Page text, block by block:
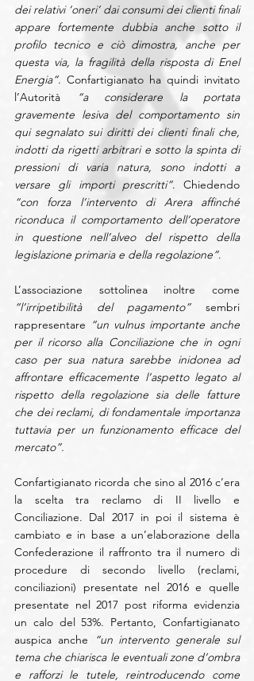
dei relativi ‘oneri’ dai consumi dei clienti finali
appare fortemente dubbia anche sotto il
profilo tecnico e ciò dimostra, anche per
questa via, la fragilità della risposta di Enel
Energia”. Confartigianato ha quindi invitato
l’Autorità
“a considerare la portata
gravemente lesiva del comportamento sin
qui segnalato sui diritti dei clienti finali che,
indotti da rigetti arbitrari e sotto la spinta di
pressioni di varia natura, sono indotti a
versare gli importi prescritti”
“con forza l’intervento di Arera affinché
riconduca il comportamento dell’operatore
in questione nell’alveo del rispetto della
legislazione primaria e della regolazione”.
“l’irripetibilità del pagamento” sembri
rappresentare “un vulnus importante anche
per il ricorso alla Conciliazione che in ogni
caso per sua natura sarebbe inidonea ad
affrontare efficacemente l’aspetto legato al
rispetto della regolazione sia delle fatture
che dei reclami, di fondamentale importanza
tuttavia per un funzionamento efficace del
mercato”.
Confartigianato ricorda che sino al 2016 c’era
la scelta tra reclamo di II livello e
Conciliazione. Dal 2017 in poi il sistema è
cambiato e in base a un’elaborazione della
Confederazione il raffronto tra il numero di
procedure di secondo livello (reclami,
conciliazioni) presentate nel 2016 e quelle
presentate nel 2017 post riforma evidenzia
un calo del 53%. Pertanto, Confartigianato
auspica anche
“un intervento generale sul
tema che chiarisca le eventuali zone d’ombra
e rafforzi le tutele, reintroducendo come